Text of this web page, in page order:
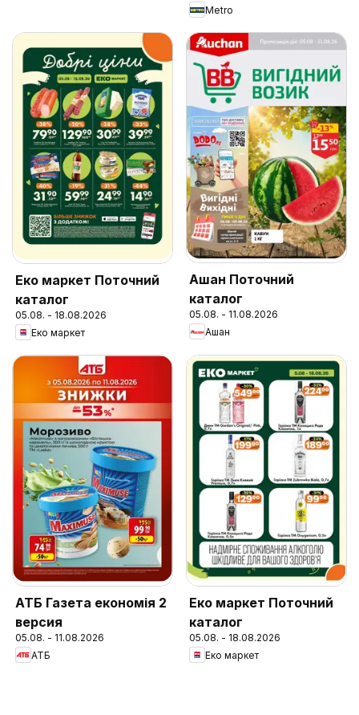
Metro
Еко маркет Поточний
каталог
05.08. - 18.08.2026
Еко маркет
Ашан Поточний
каталог
05.08. - 11.08.2026
Ашан
АТБ Газета економія 2
версия
05.08. - 11.08.2026
АТБ
Еко маркет Поточний
каталог
05.08. - 18.08.2026
Еко маркет